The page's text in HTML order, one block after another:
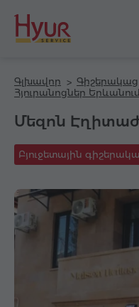
Գլխավոր Գիշերակաց
Հյուրանոցներ
Մեզոն Էղիտաժ
Բյուջետային